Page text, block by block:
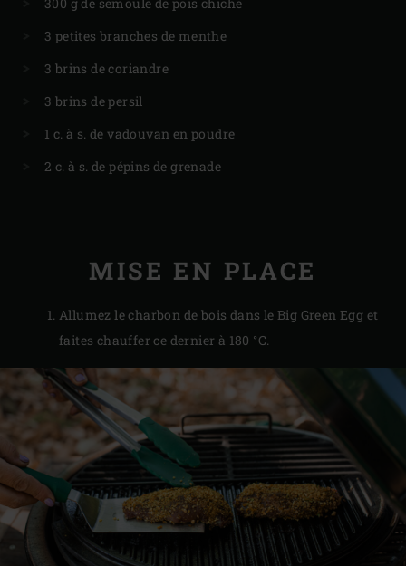
3 petites branches de menthe
3 brins de coriandre
3 brins de persil
1 c. à s. de vadouvan en poudre
2 c. à s. de pépins de grenade
MISE EN PLACE
Allumez lecharbon de bois dans le Big Green Egg et
faites chauffer ce dernier à 180 °C.